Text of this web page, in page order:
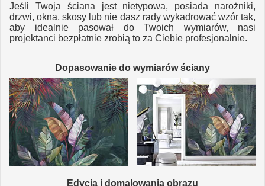
Jeśli Twoja ściana jest nietypowa, posiada narożniki,
drzwi, okna, skosy lub nie dasz rady wykadrować wzór tak,
aby idealnie pasował do Twoich wymiarów, nasi
projektanci bezpłatnie zrobią to za Ciebie profesjonalnie.
Dopasowanie do wymiarów ściany
Edycja i domalowania obrazu